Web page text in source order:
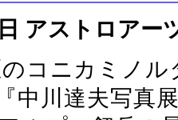
日 アストロアー
コニカミノル
中川達夫写真